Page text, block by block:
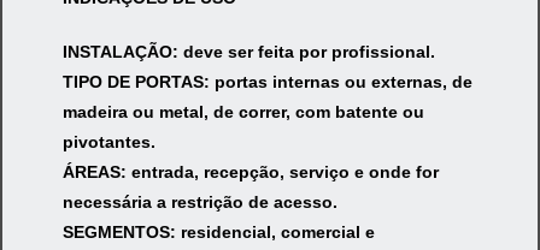
INSTALAÇÃO: deve ser feita por profissional.
TIPO DE PORTAS: portas internas ou externas, de
madeira ou metal, de correr, com batente ou
pivotantes.
ÁREAS: entrada, recepção, serviço e onde for
necessária a restrição de acesso.
SEGMENTOS: residencial, comercial e